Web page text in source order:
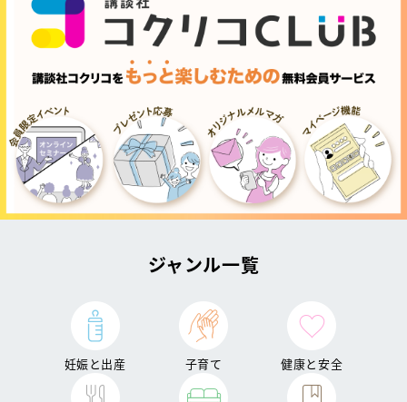
ジャンル一覧
妊娠と出産 子育て 健康と安全